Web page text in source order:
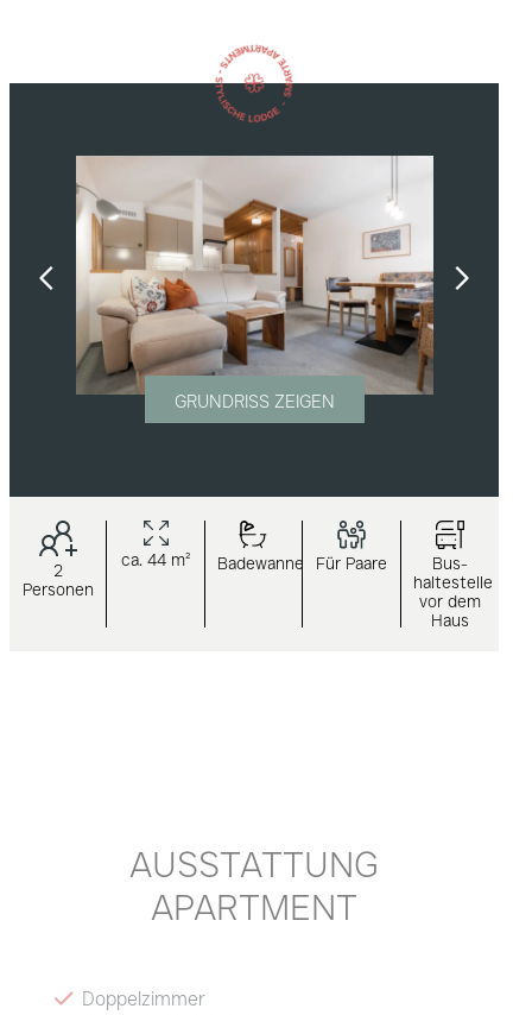
GRUNDRISS ZEIGEN
2
Personen
ca. 44 m² Badewanne Für Paare
Bus­
haltestelle
vor dem
Haus
AUSSTATTUNG
APARTMENT
Doppelzimmer